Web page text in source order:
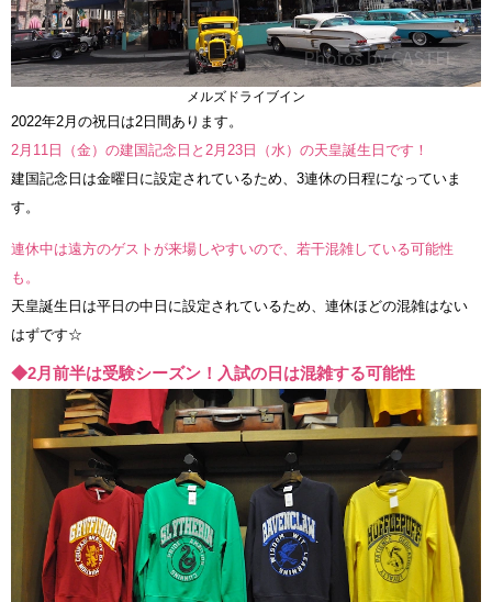
メルズドライブイン
2022年2月の祝日は2日間あります。
2月11日（金）の建国記念日と2月23日（水）の天皇誕生日です！
建国記念日は金曜日に設定されているため、3連休の日程になっていま
す。
連休中は遠方のゲストが来場しやすいので、若干混雑している可能性
も。
天皇誕生日は平日の中日に設定されているため、連休ほどの混雑はない
はずです☆
◆2月前半は受験シーズン！入試の日は混雑する可能性